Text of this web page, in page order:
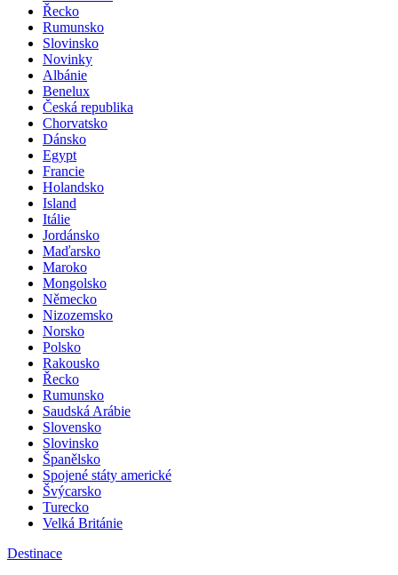
Řecko
Rumunsko
Slovinsko
Novinky
Albánie
Benelux
Česká republika
Chorvatsko
Dánsko
Egypt
Francie
Holandsko
Island
Itálie
Jordánsko
Maďarsko
Maroko
Mongolsko
Německo
Nizozemsko
Norsko
Polsko
Rakousko
Řecko
Rumunsko
Saudská Arábie
Slovensko
Slovinsko
Španělsko
Spojené státy americké
Švýcarsko
Turecko
Velká Británie
Destinace